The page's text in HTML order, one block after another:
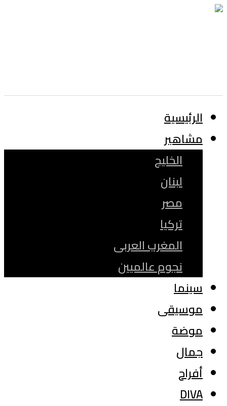
الرئيسية
مشاهير
الخليج
لبنان
مصر
تركيا
المغرب العربى
نجوم عالميين
سينما
موسيقى
موضة
جمال
أفراح
DIVA